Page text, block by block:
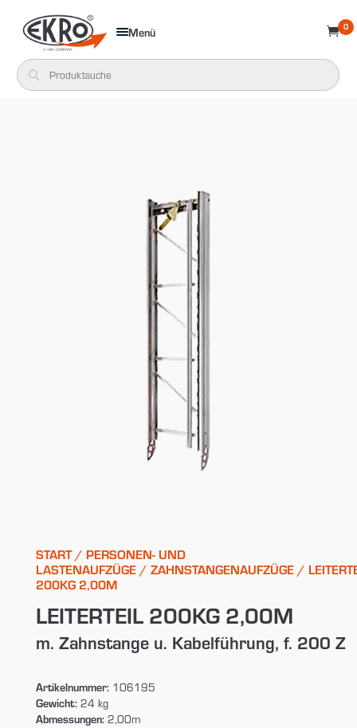
Menü  0
START/ PERSONEN- UND
LASTENAUFZÜGE/ ZAHNSTANGENAUFZÜGE/
200KG 2,00M
LEITERTEIL 200KG 2,00M
m. Zahnstange u. Kabelführung, f. 200 Z
Artikelnummer:106195
Gewicht:24 kg
Abmessungen:2,00m